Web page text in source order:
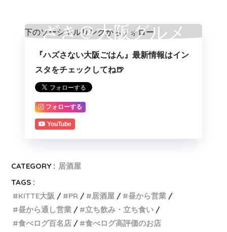
ざき＠大阪グルメ
『ハズさない大阪ごはん』最新情報はイン
スタをチェックしてね🍺
フォローする
YouTube
CATEGORY : 居酒屋
TAGS :
KITTE大阪
PR 居酒屋
昼から営業
昼から通し営業
立ち飲み・立ち食い
食べログ百名店
食べログ高評価のお店